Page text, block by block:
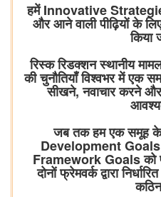
हमें Innovative
और आने वाली पीढ़ियों के लिए
किया
रिस्क रिडक्शन स्थानीय
की चुनौतियाँ विश्वभर में एक
सीखने, नवाचार करने
जब तक हम एक समूह
Development
Framework Goals को
दोनों फ्रेमवर्क द्वारा